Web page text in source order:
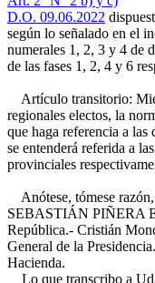
D.O. 09.06.2022
según lo señalado en el
numerales 1, 2, 3 y 4 de
de las fases 1, 2, 4 y 6
Artículo transitorio:
regionales electos, la
que haga referencia a
se entenderá referida a
provinciales
Anótese, tómese
SEBASTIÁN PIÑERA
República.- Cristián
General de la
Hacienda.
Lo que transcribo a